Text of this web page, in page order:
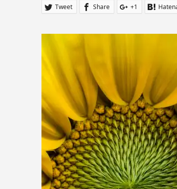
Tweet Share +1